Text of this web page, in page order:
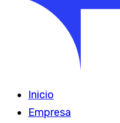
Inicio
Empresa